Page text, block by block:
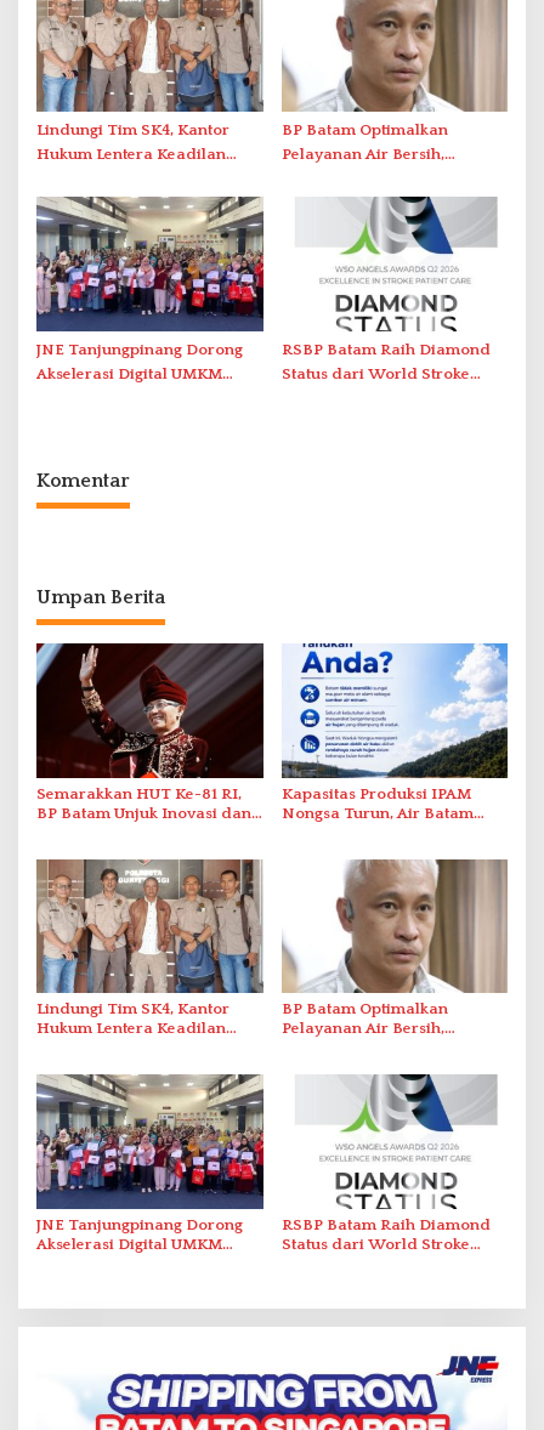
Lindungi Tim SK4, Kantor
Hukum Lentera Keadilan
Perlawanan ke Petugas di
Bukik Batarah
BP Batam Optimalkan
Pelayanan Air Bersih,
Gunakan Air Secara Bijak
JNE Tanjungpinang Dorong
Akselerasi Digital UMKM
RSBP Batam Raih Diamond
Status dari World Stroke
Komentar
Umpan Berita
Semarakkan HUT Ke-81 RI,
BP Batam Unjuk Inovasi dan
Kapasitas Produksi IPAM
Nongsa Turun, Air Batam
Lindungi Tim SK4, Kantor
Hukum Lentera Keadilan
Bukik Batarah
BP Batam Optimalkan
Pelayanan Air Bersih,
JNE Tanjungpinang Dorong
Akselerasi Digital UMKM
RSBP Batam Raih Diamond
Status dari World Stroke